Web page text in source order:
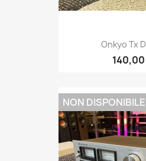
Onkyo Tx
NON DISPONIBILE